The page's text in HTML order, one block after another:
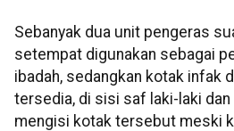
Sebanyak dua unit pengeras
setempat digunakan sebagai
ibadah, sedangkan kotak infak
tersedia, di sisi saf laki-laki dan
mengisi kotak tersebut meski